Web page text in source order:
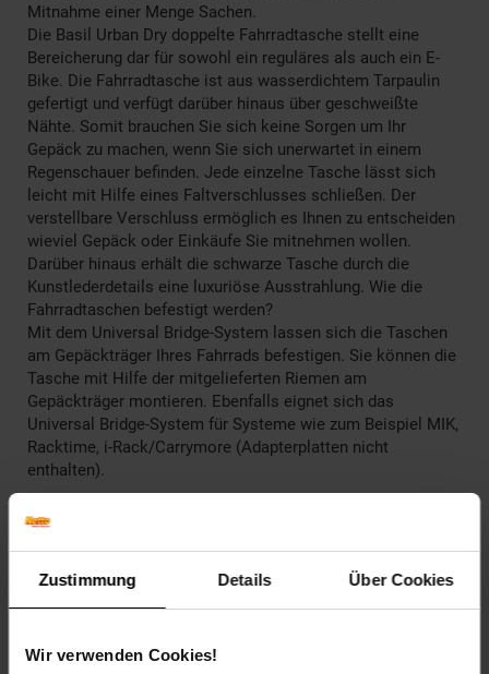
Zustimmung Details Über Cookies
Wir verwenden Cookies!
Mitnahme einer Menge Sachen.
Die Basil Urban Dry doppelte Fahrradtasche stellt eine
Bereicherung dar für sowohl ein reguläres als auch ein E-
Bike. Die Fahrradtasche ist aus wasserdichtem Tarpaulin
gefertigt und verfügt darüber hinaus über geschweißte
Nähte. Somit brauchen Sie sich keine Sorgen um Ihr
Gepäck zu machen, wenn Sie sich unerwartet in einem
Regenschauer befinden. Jede einzelne Tasche lässt sich
leicht mit Hilfe eines Faltverschlusses schließen. Der
verstellbare Verschluss ermöglich es Ihnen zu entscheiden
wieviel Gepäck oder Einkäufe Sie mitnehmen wollen.
Darüber hinaus erhält die schwarze Tasche durch die
Kunstlederdetails eine luxuriöse Ausstrahlung. Wie die
Fahrradtaschen befestigt werden?
Mit dem Universal Bridge-System lassen sich die Taschen
am Gepäckträger Ihres Fahrrads befestigen. Sie können die
Tasche mit Hilfe der mitgelieferten Riemen am
Gepäckträger montieren. Ebenfalls eignet sich das
Universal Bridge-System für Systeme wie zum Beispiel MIK,
Racktime, i-Rack/Carrymore (Adapterplatten nicht
enthalten).
Fassungsvermögen (Liter): 50 Liter
Futter: Polyester
ProdSV Land: Netherlands